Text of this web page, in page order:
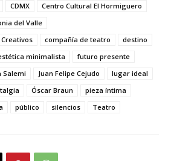
CDMX
Centro Cultural El Hormiguero
del Valle
compañía de teatro
destino
minimalista
futuro presente
Salemi Juan Felipe Cejudo
lugar ideal
Óscar Braun
pieza íntima
público silencios Teatro